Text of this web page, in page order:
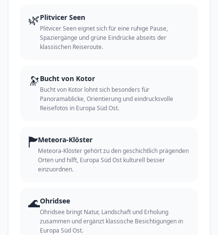
🌿Plitvicer Seen
Plitvicer Seen eignet sich für eine ruhige Pause,
Spaziergänge und grüne Eindrücke abseits der
klassischen Reiseroute.
🔭 Bucht von Kotor
Bucht von Kotor lohnt sich besonders für
Panoramablicke, Orientierung und eindrucksvolle
Reisefotos in Europa Süd Ost.
🏲Meteora-Klöster
Meteora-Klöster gehört zu den geschichtlich prägenden
Orten und hilft, Europa Süd Ost kulturell besser
einzuordnen.
🌊Ohridsee
Ohridsee bringt Natur, Landschaft und Erholung
zusammen und ergänzt klassische Besichtigungen in
Europa Süd Ost.